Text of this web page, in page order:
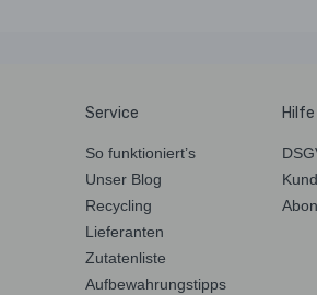
Service
So funktioniert’s
Unser Blog
Recycling
Lieferanten
Zutatenliste
Aufbewahrungstipps